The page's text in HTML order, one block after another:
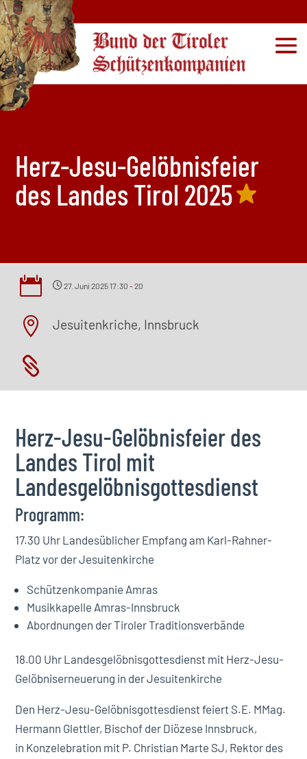
1
Herz-Jesu-Gelöbnisfeier
des Landes Tirol 2025
 27. Juni 2025 17:30 -20
 Jesuitenkriche, Innsbruck

Herz-Jesu-Gelöbnisfeier des
Landes Tirol mit
Landesgelöbnisgottesdienst
Programm:
17.30 Uhr Landesüblicher Empfang am Karl-Rahner-
Platz vor der Jesuitenkirche
Schützenkompanie Amras
Musikkapelle Amras-Innsbruck
Abordnungen der Tiroler Traditionsverbände
18.00 Uhr Landesgelöbnisgottesdienst mit Herz-Jesu-
Gelöbniserneuerung in der Jesuitenkirche
Den Herz-Jesu-Gelöbnisgottesdienst feiert S.E. MMag.
Hermann Glettler, Bischof der Diözese Innsbruck,
in Konzelebration mit P. Christian Marte SJ, Rektor des